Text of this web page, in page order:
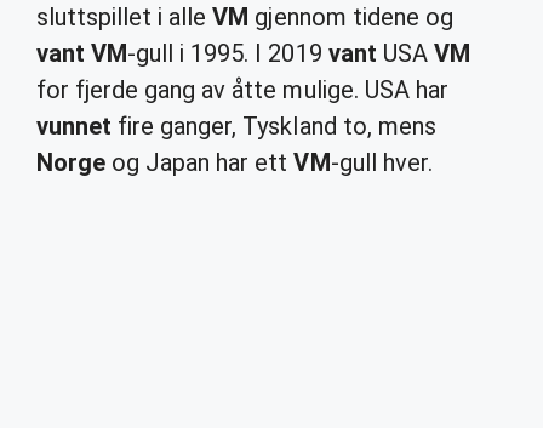
sluttspillet i alleVM gjennom tidene og
vant VM-gull i 1995. I 2019 vant USA VM
for fjerde gang av åtte mulige. USA har
vunnet fire ganger, Tyskland to, mens
Norge og Japan har ettVM-gull hver.